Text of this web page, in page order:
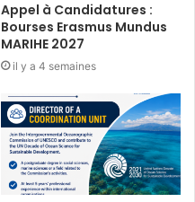
Appel à Candidatures :
Bourses Erasmus Mundus
MARIHE 2027
il y a 4 semaines